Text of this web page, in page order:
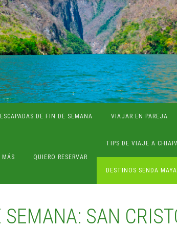
ESCAPADAS DE FIN DE SEMANA VIAJAR EN PAREJA
MÁS QUIERO RESERVAR
TIPS DE VIAJE A
DESTINOS SENDA MAYA
SAN